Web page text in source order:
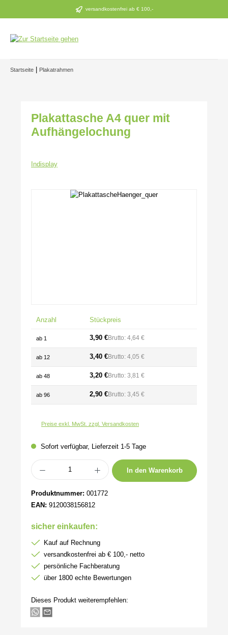
Zum Hauptinhalt springen versandkostenfrei ab € 100,-
Startseite Plakatrahmen
Plakattasche A4 quer mit
Aufhängelochung
Indisplay
Bildergalerie überspringen
Anzahl Stückpreis
ab 1 3,90 €Brutto: 4,64 €
ab 12 3,40 €Brutto: 4,05 €
ab 48 3,20 €Brutto: 3,81 €
ab 96 2,90 €Brutto: 3,45 €
Preise exkl. MwSt. zzgl. Versandkosten
Sofort verfügbar, Lieferzeit 1-5 Tage
Produkt Anzahl: Gib den gewünschten Wert ein oder benutze die Schaltflächen
In den Warenkorb
Produktnummer: 001772
EAN: 9120038156812
sicher einkaufen:
Kauf auf Rechnung
versandkostenfrei ab € 100,- netto
persönliche Fachberatung
über 1800 echte Bewertungen
Dieses Produkt weiterempfehlen: